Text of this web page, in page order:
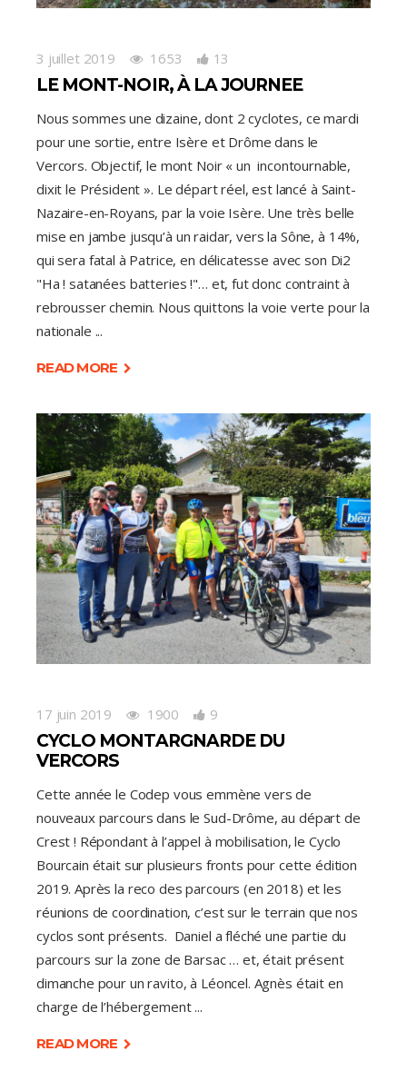
3 juillet 2019 1653 13
LE MONT-NOIR, À LA JOURNEE
Nous sommes une dizaine, dont 2 cyclotes, ce mardi
pour une sortie, entre Isère et Drôme dans le
Vercors. Objectif, le mont Noir « un incontournable,
dixit le Président ». Le départ réel, est lancé à Saint-
Nazaire-en-Royans, par la voie Isère. Une très belle
mise en jambe jusqu’à un raidar, vers la Sône, à 14%,
qui sera fatal à Patrice, en délicatesse avec son Di2
"Ha ! satanées batteries !"… et, fut donc contraint à
rebrousser chemin. Nous quittons la voie verte pour la
nationale
READ MORE
17 juin 2019 1900 9
CYCLO MONTARGNARDE DU
VERCORS
Cette année le Codep vous emmène vers de
nouveaux parcours dans le Sud-Drôme, au départ de
Crest ! Répondant à l’appel à mobilisation, le Cyclo
Bourcain était sur plusieurs fronts pour cette édition
2019. Après la reco des parcours (en 2018) et les
réunions de coordination, c’est sur le terrain que nos
cyclos sont présents. Daniel a fléché une partie du
parcours sur la zone de Barsac … et, était présent
dimanche pour un ravito, à Léoncel. Agnès était en
charge de l’hébergement
READ MORE